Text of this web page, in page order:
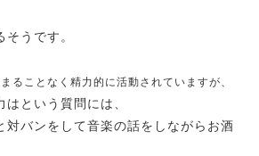
うです。
ることなく精力的に活動されていますが、
という質問には、
対バンをして音楽の話をしながらお酒